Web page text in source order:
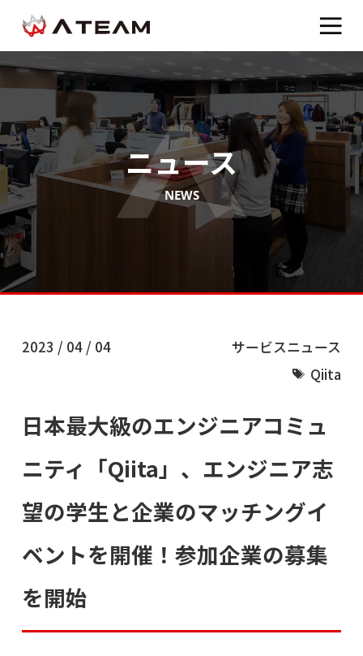
ニュース
NEWS
2023 / 04 / 04
サービスニュース
Qiita
日本最大級のエンジニアコミュ
ニティ「Qiita」、エンジニア志
望の学生と企業のマッチングイ
ベントを開催！参加企業の募集
を開始